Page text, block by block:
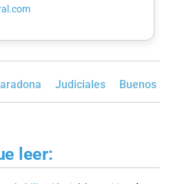
Judiciales Buenos
leer: